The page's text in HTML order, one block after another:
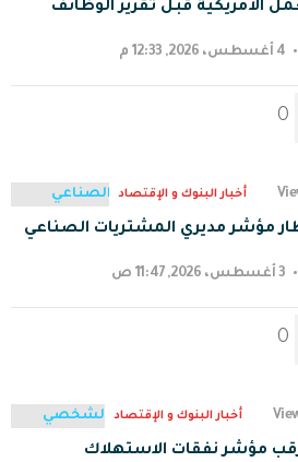
الأمريكية قبل تقرير الوظائف
4 أغسطس، 2026, 12:33 م
0
أخبار البنوك و الإقتصاد
مؤشر مديري المشتريات الصناعي
3 أغسطس، 2026, 11:47 ص
0
أخبار البنوك و الإقتصاد
مؤشر نفقات الاستهلاك